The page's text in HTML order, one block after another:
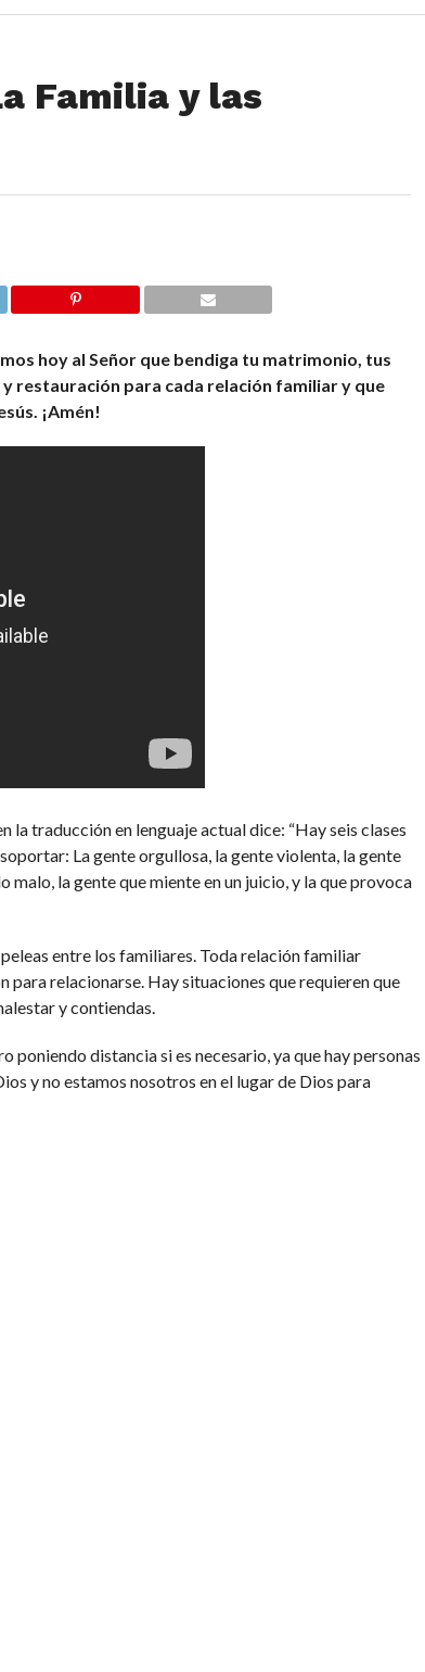
Familia y las
hoy al Señor que bendiga tu matrimonio, tus
restauración para cada relación familiar y que
¡Amén!
traducción en lenguaje actual dice: “Hay seis clases
La gente orgullosa, la gente violenta, la gente
malo, la gente que miente en un juicio, y la que provoca
entre los familiares. Toda relación familiar
para relacionarse. Hay situaciones que requieren que
y contiendas.
poniendo distancia si es necesario, ya que hay personas
y no estamos nosotros en el lugar de Dios para